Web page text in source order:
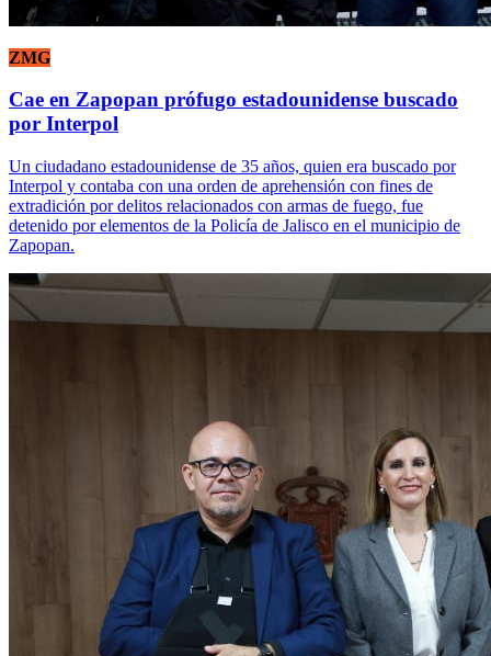
ZMG
Cae en Zapopan prófugo estadounidense buscado
por Interpol
Un ciudadano estadounidense de 35 años, quien era buscado por
Interpol y contaba con una orden de aprehensión con fines de
extradición por delitos relacionados con armas de fuego, fue
detenido por elementos de la Policía de Jalisco en el municipio de
Zapopan.